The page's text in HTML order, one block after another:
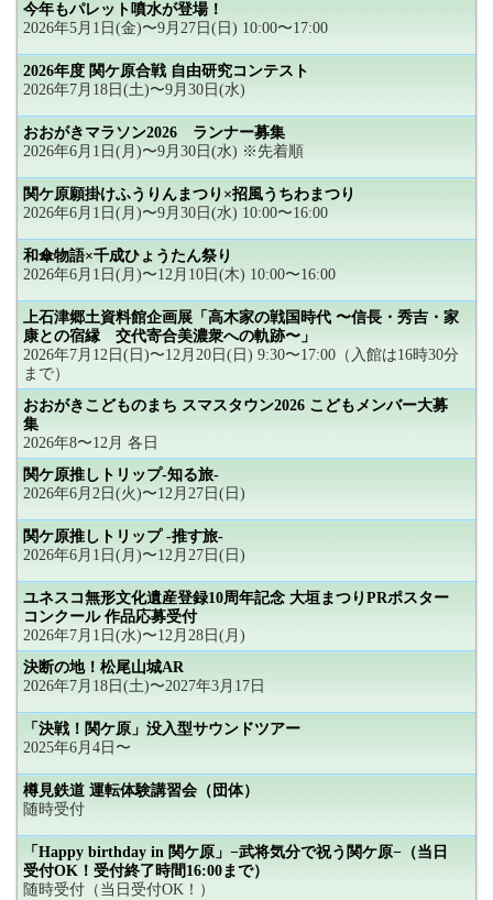
今年もパレット噴水が登場！
2026年5月1日(金)〜9月27日(日) 10:00〜17:00
2026年度 関ケ原合戦 自由研究コンテスト
2026年7月18日(土)〜9月30日(水)
おおがきマラソン2026 ランナー募集
2026年6月1日(月)〜9月30日(水) ※先着順
関ケ原願掛けふうりんまつり×招風うちわまつり
2026年6月1日(月)〜9月30日(水) 10:00〜16:00
和傘物語×千成ひょうたん祭り
2026年6月1日(月)〜12月10日(木) 10:00〜16:00
上石津郷土資料館企画展「高木家の戦国時代 〜信長・秀吉・家
康との宿縁 交代寄合美濃衆への軌跡〜」
2026年7月12日(日)〜12月20日(日) 9:30〜17:00（入館は16時30分
まで）
おおがきこどものまち スマスタウン2026 こどもメンバー大募
集
2026年8〜12月 各日
関ケ原推しトリップ-知る旅-
2026年6月2日(火)〜12月27日(日)
関ケ原推しトリップ -推す旅-
2026年6月1日(月)〜12月27日(日)
ユネスコ無形文化遺産登録10周年記念 大垣まつりPRポスター
コンクール 作品応募受付
2026年7月1日(水)〜12月28日(月)
決断の地！松尾山城AR
2026年7月18日(土)〜2027年3月17日
「決戦！関ケ原」没入型サウンドツアー
2025年6月4日〜
樽見鉄道 運転体験講習会（団体）
随時受付
「Happy birthday in 関ケ原」−武将気分で祝う関ケ原−（当日
受付OK！受付終了時間16:00まで）
随時受付（当日受付OK！）